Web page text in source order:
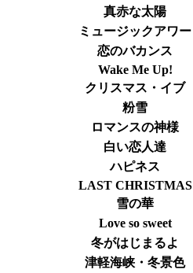
真赤な太陽
ミュージックアワー
恋のバカンス
Wake Me Up!
クリスマス・イブ
粉雪
ロマンスの神様
白い恋人達
ハピネス
LAST CHRISTMAS
雪の華
Love so sweet
冬がはじまるよ
津軽海峡・冬景色